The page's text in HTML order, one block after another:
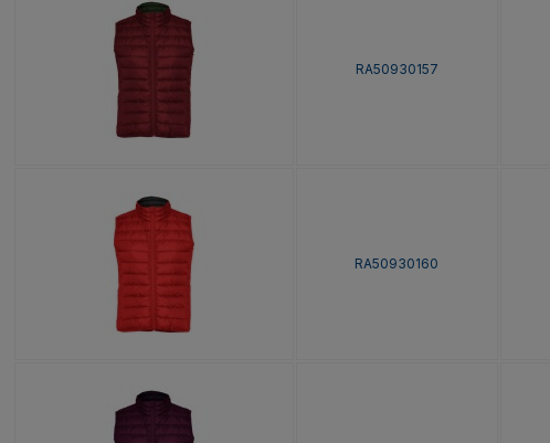
RA50930157
RA50930160